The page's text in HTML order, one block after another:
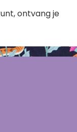
ontvang je